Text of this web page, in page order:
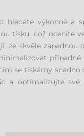
hledáte výkonné a
tisku, což oceníte
že skvěle zapadnou
případné
se tiskárny snadno
a optimalizujte své